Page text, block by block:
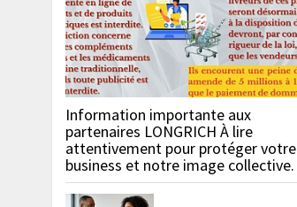
Information importante aux
partenaires LONGRICH À lire
attentivement pour protéger votre
business et notre image collective.